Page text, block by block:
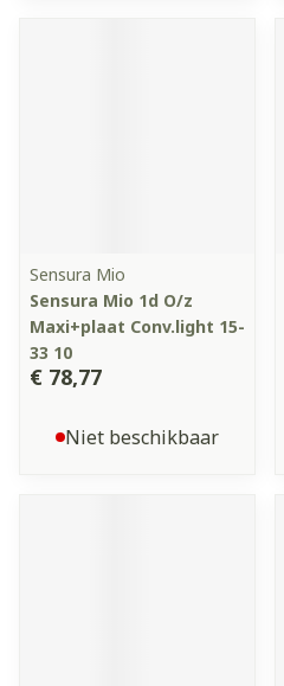
Sensura Mio
Sensura Mio 1d O/z
Maxi+plaat Conv.light 15-
33 10
€ 78,77
Niet beschikbaar